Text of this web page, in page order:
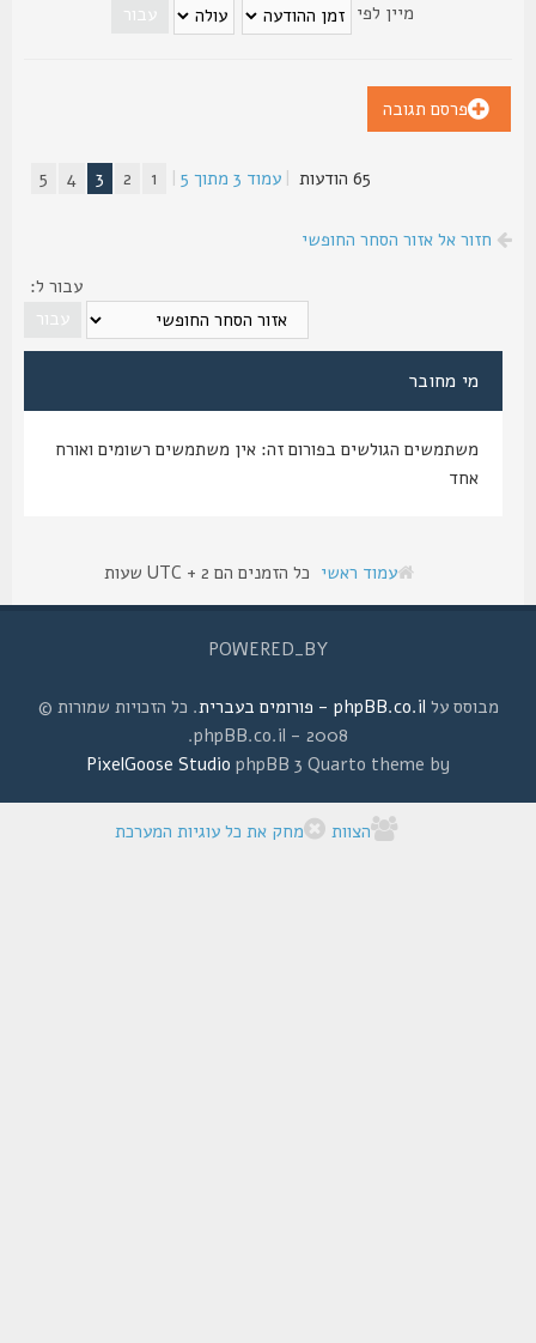
מיין לפי
פרסם תגובה
|עמוד3מתוך5
|
1
5
חזור אל אזור הסחר החופשי
עבור ל:
מי מחובר
משתמשים הגולשים בפורום זה: אין משתמשים רשומים ואורח
עמוד ראשי כל הזמנים הם UTC + 2 שעות
POWERED_BY
מבוסס עלphpBB.co.il - פורומים בעברית
. כל הזכויות שמורות ©
2008 - phpBB.co.il.
phpBB 3 Quarto theme by
PixelGoose Studio
הצוות מחק את כל עוגיות המערכת